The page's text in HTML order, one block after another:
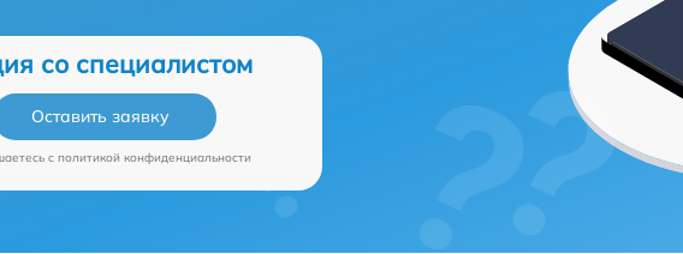
со специалистом
Оставить заявку
c политикой конфиденциальности